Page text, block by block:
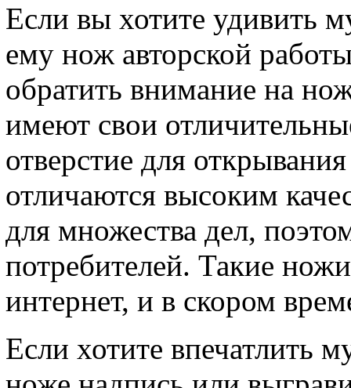
Если вы хотите удивить
ему нож авторской
обратить внимание на
имеют свои
отверстие для
отличаются высоким
для множества дел,
потребителей. Такие
интернет, и в скором
Если хотите впечатлить